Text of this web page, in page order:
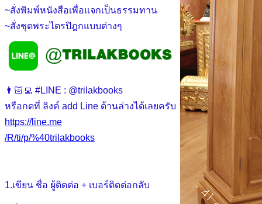
~สั่งพิมพ์หนังสือเพื่อแจกเป็นธรรมทาน
~สั่งชุดพระไตรปิฎกแบบต่างๆ
👨🏻‍💻 #LINE : @trilakbooks
หรือกดที่ ลิงค์ add Line ด้านล่างได้เลยครับ
https://line.me
/R/ti/p/%40trilakbooks
1.เขียน ชื่อ ผู้ติดต่อ + เบอร์ติดต่อกลับ